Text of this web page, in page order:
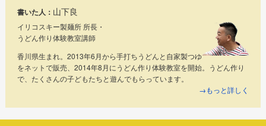
書いた人： 山下良
イリコスキー製麺所 所長・
うどん作り体験教室講師
香川県生まれ。2013年6月から手打ちうどんと自家製つゆ
をネットで販売、2014年8月にうどん作り体験教室を開始。うどん作り
で、たくさんの子どもたちと遊んでもらっています。
→もっと詳しく